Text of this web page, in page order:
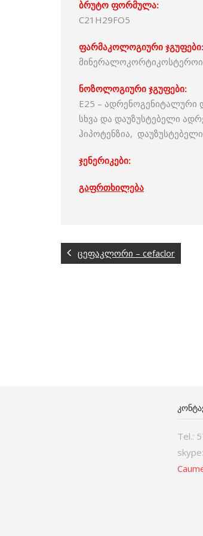
ბრუტო ფორმულა:
C21H29FO5
ფარმაკოლოგიური ჯგუფები:
ნოზოლოგიური ჯგუფები:
E25 – ადრენოგენიტალური
სხვა და დაუზუსტებელი
ჰიპოტენზია, დაუზუსტებელი
ჯენერიკები:
გაფრთხილება
ცეფაკლორი – cefaclor
Tel.: